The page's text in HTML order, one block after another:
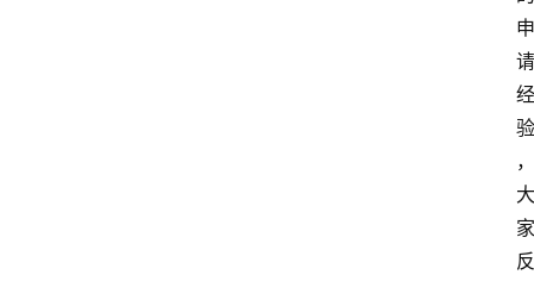
申
请
经
验
，
大
家
反